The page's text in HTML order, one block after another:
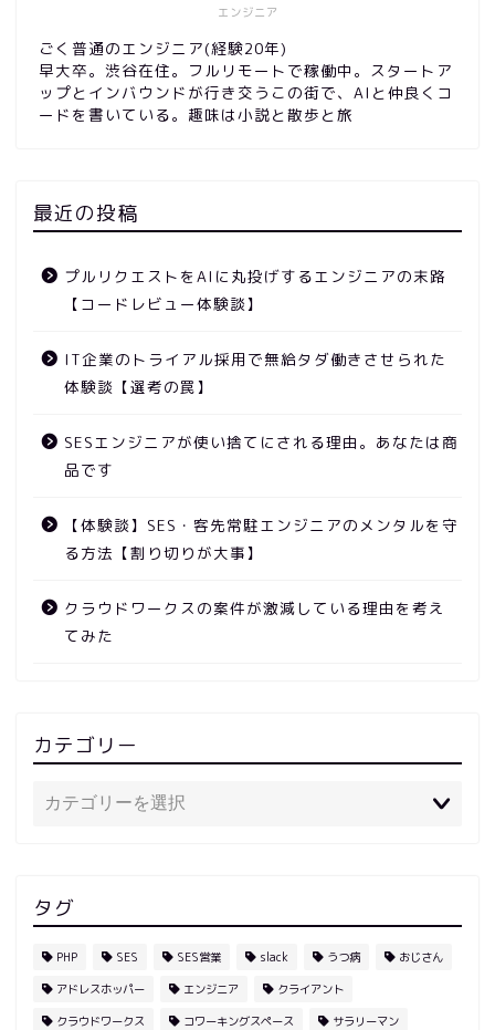
エンジニア
ごく普通のエンジニア(経験20年)
早大卒。渋谷在住。フルリモートで稼働中。スタートア
ップとインバウンドが行き交うこの街で、AIと仲良くコ
ードを書いている。趣味は小説と散歩と旅
最近の投稿
プルリクエストをAIに丸投げするエンジニアの末路
【コードレビュー体験談】
IT企業のトライアル採用で無給タダ働きさせられた
体験談【選考の罠】
SESエンジニアが使い捨てにされる理由。あなたは商
品です
【体験談】SES・客先常駐エンジニアのメンタルを守
る方法【割り切りが大事】
クラウドワークスの案件が激減している理由を考え
てみた
カテゴリー
タグ
PHP SES SES営業 slack うつ病 おじさん
アドレスホッパー エンジニア クライアント
クラウドワークス コワーキングスペース サラリーマン